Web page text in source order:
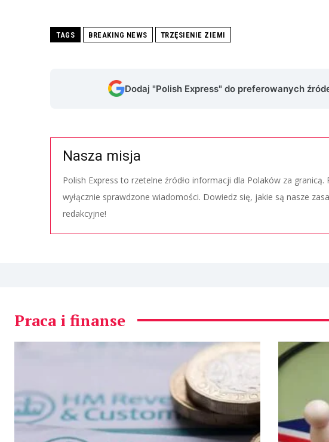
TAGS BREAKING NEWS TRZĘSIENIE ZIEMI
Dodaj "Polish Express" do preferowanych
Nasza misja
Polish Express to rzetelne źródło informacji dla Polaków za granicą.
wyłącznie sprawdzone wiadomości. Dowiedz się, jakie są nasze
redakcyjne!
Praca i finanse